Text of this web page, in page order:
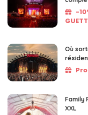
-
Où
Family
XXL